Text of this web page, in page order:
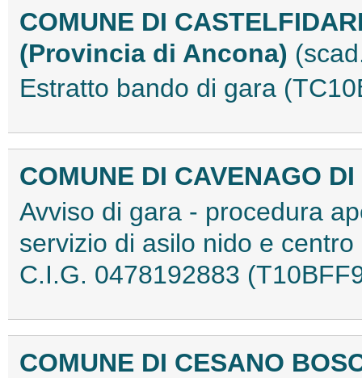
COMUNE DI
(Provincia di Ancona)
Estratto bando di gara
COMUNE DI CAVENAGO
Avviso di gara - procedura
servizio di asilo nido e
C.I.G. 0478192883
COMUNE DI CESANO